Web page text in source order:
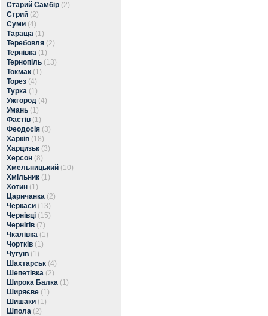
Старий Самбір (2)
Стрий (2)
Суми (4)
Тараща (1)
Теребовля (2)
Тернівка (1)
Тернопіль (13)
Токмак (1)
Торез (4)
Турка (1)
Ужгород (4)
Умань (1)
Фастів (1)
Феодосія (3)
Харків (18)
Харцизьк (3)
Херсон (8)
Хмельницький (10)
Хмільник (1)
Хотин (1)
Царичанка (2)
Черкаси (13)
Чернівці (15)
Чернігів (7)
Чкалівка (1)
Чортків (1)
Чугуїв (1)
Шахтарськ (4)
Шепетівка (2)
Широка Балка (1)
Ширяєве (1)
Шишаки (1)
Шпола (2)